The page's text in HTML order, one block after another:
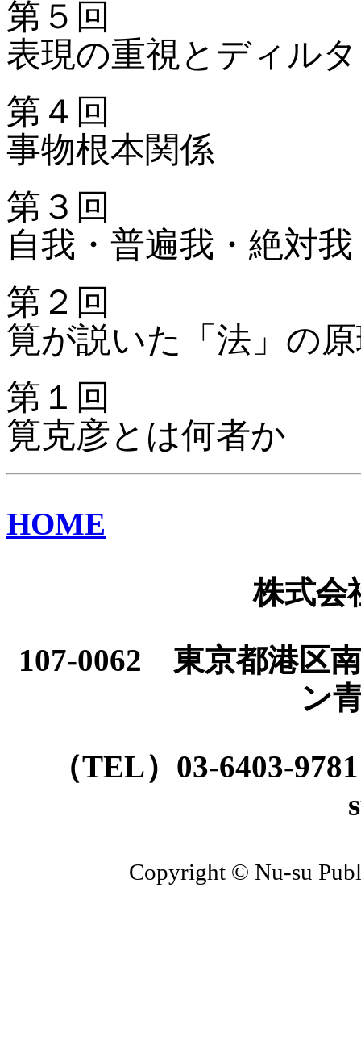
第５回
表現の重視とディル
第４回
事物根本関係
第３回
自我・普遍我・絶対我
第２回
筧が説いた「法」の
第１回
筧克彦とは何者か
HOME
株式会
107-0062 東京都港区
ン
（TEL）03-6403-
Copyright © Nu-su